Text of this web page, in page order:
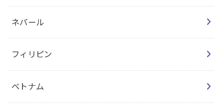
ネパール
フィリピン
ベトナム